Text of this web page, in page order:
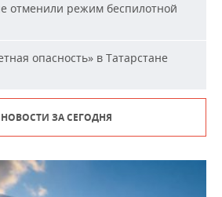
отменили режим беспилотной
опасность» в Татарстане
НОВОСТИ ЗА СЕГОДНЯ